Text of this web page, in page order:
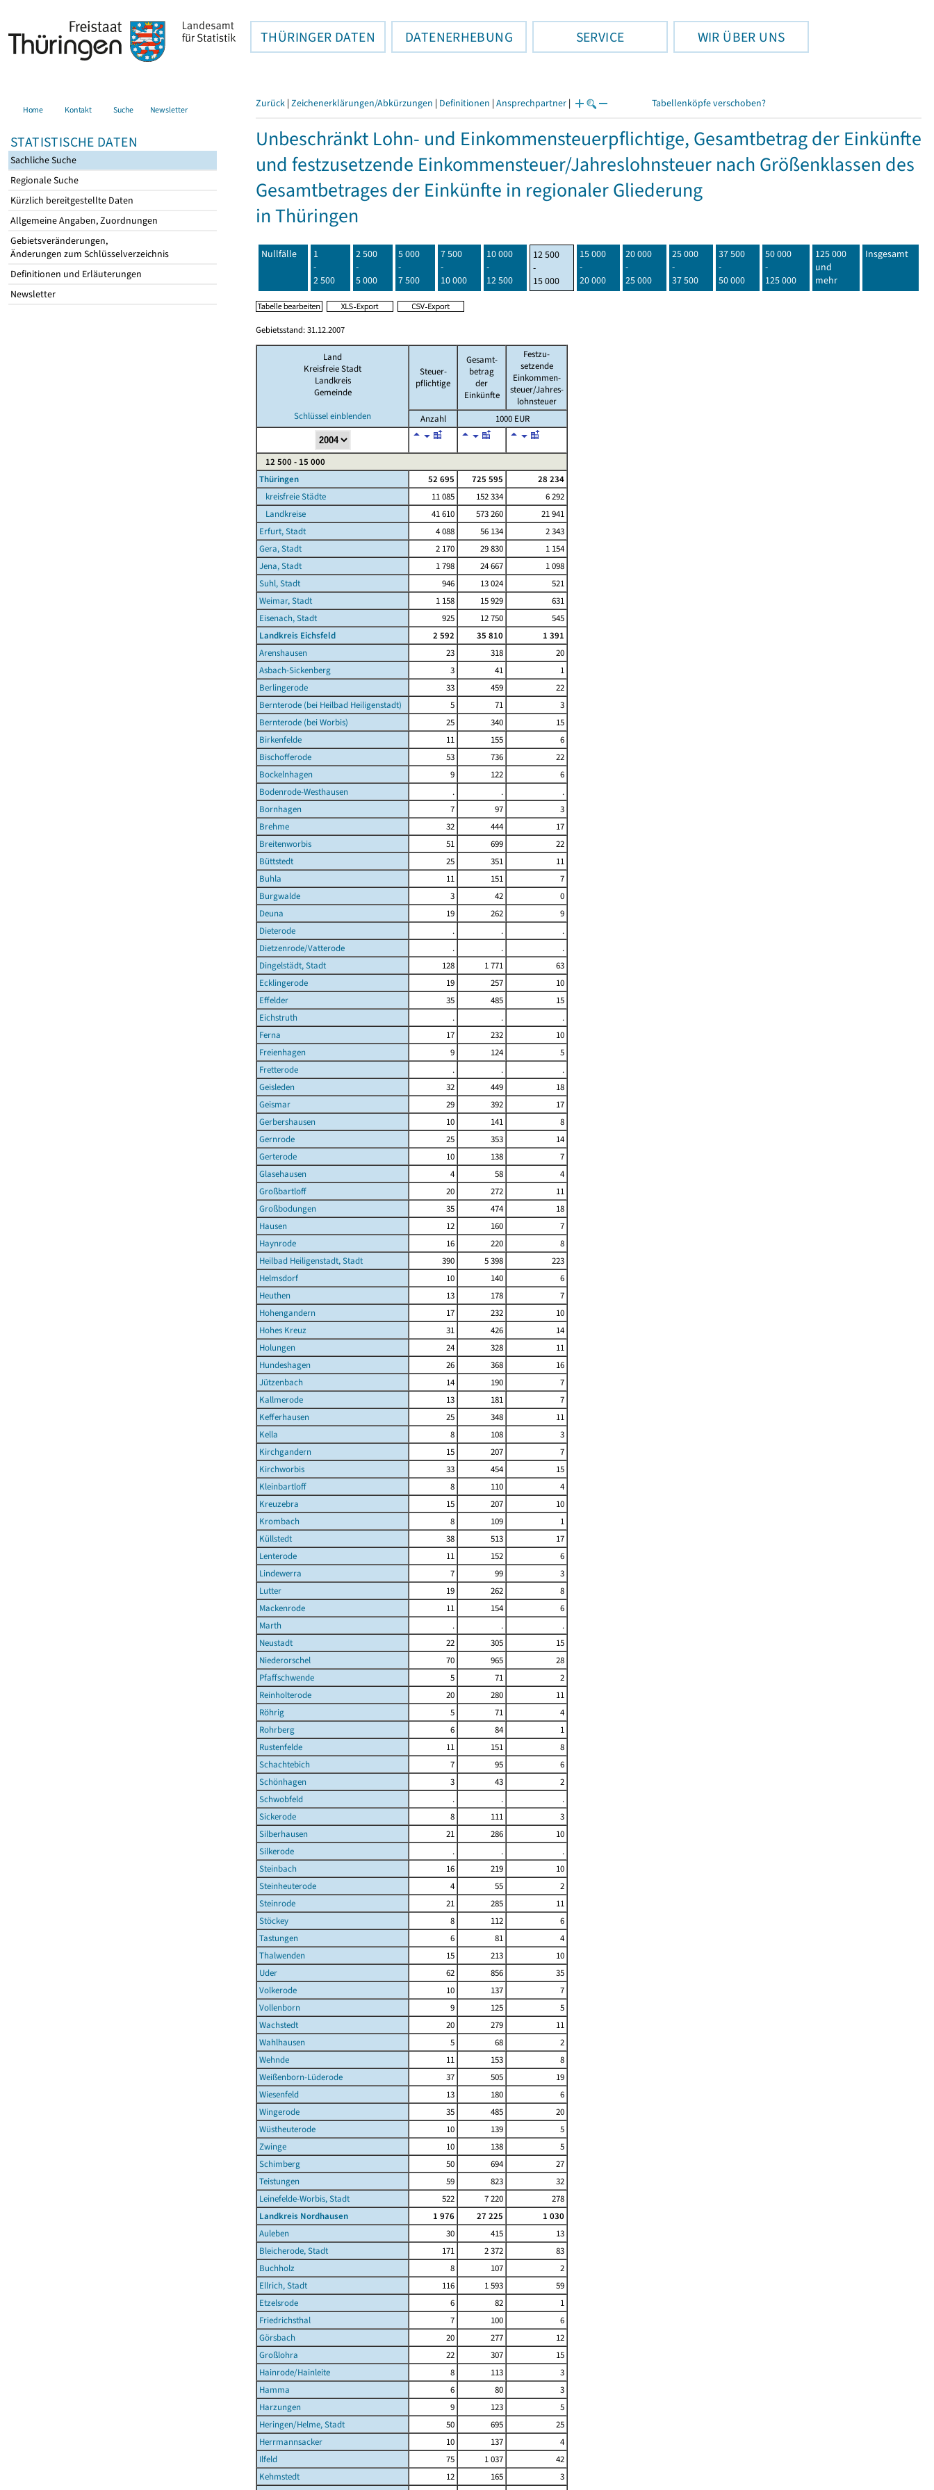
THÜRINGER DATEN DATENERHEBUNG SERVICE WIR ÜBER UNS
Home Kontakt Suche Newsletter
STATISTISCHE DATEN
Sachliche Suche
Regionale Suche
Kürzlich bereitgestellte Daten
Allgemeine Angaben, Zuordnungen
Gebietsveränderungen,
Änderungen zum Schlüsselverzeichnis
Definitionen und Erläuterungen
Newsletter
Zurück | Zeichenerklärungen/Abkürzungen | Definitionen | Ansprechpartner | Tabellenköpfe verschoben?
Unbeschränkt Lohn- und Einkommensteuerpflichtige, Gesamtbetrag der Einkünfte
und festzusetzende Einkommensteuer/Jahreslohnsteuer nach Größenklassen des
Gesamtbetrages der Einkünfte in regionaler Gliederung
in Thüringen
Nullfälle
1
-
2 500
2 500
-
5 000
5 000
-
7 500
7 500
-
10 000
10 000
-
12 500
12 500
-
15 000
15 000
-
20 000
20 000
-
25 000
25 000
-
37 500
37 500
-
50 000
50 000
-
125 000
125 000
und
mehr
Insgesamt
Gebietsstand: 31.12.2007
Land
Kreisfreie Stadt
Landkreis
Gemeinde
Schlüssel einblenden
Steuer-
pflichtige
Gesamt-
betrag
der
Einkünfte
Festzu-
setzende
Einkommen-
steuer/Jahres-
lohnsteuer
Anzahl
1000 EUR
12 500 - 15 000
Thüringen
52 695 725 595
28 234
kreisfreie Städte
11 085 152 334
6 292
Landkreise
41 610 573 260
21 941
Erfurt, Stadt
4 088 56 134
2 343
Gera, Stadt
2 170 29 830
1 154
Jena, Stadt
1 798 24 667
1 098
Suhl, Stadt
946 13 024
521
Weimar, Stadt
1 158 15 929
631
Eisenach, Stadt
925 12 750
545
Landkreis Eichsfeld
2 592 35 810
1 391
Arenshausen
23 318
20
Asbach-Sickenberg
3 41
1
Berlingerode
33 459
22
Bernterode (bei Heilbad Heiligenstadt)
5 71
3
Bernterode (bei Worbis)
25 340
15
Birkenfelde
11 155
6
Bischofferode
53 736
22
Bockelnhagen
9 122
6
Bodenrode-Westhausen
. .
.
Bornhagen
7 97
3
Brehme
32 444
17
Breitenworbis
51 699
22
Büttstedt
25 351
11
Buhla
11 151
7
Burgwalde
3 42
0
Deuna
19 262
9
Dieterode
. .
.
Dietzenrode/Vatterode
. .
.
Dingelstädt, Stadt
128 1 771
63
Ecklingerode
19 257
10
Effelder
35 485
15
Eichstruth
. .
.
Ferna
17 232
10
Freienhagen
9 124
5
Fretterode
. .
.
Geisleden
32 449
18
Geismar
29 392
17
Gerbershausen
10 141
8
Gernrode
25 353
14
Gerterode
10 138
7
Glasehausen
4 58
4
Großbartloff
20 272
11
Großbodungen
35 474
18
Hausen
12 160
7
Haynrode
16 220
8
Heilbad Heiligenstadt, Stadt
390 5 398
223
Helmsdorf
10 140
6
Heuthen
13 178
7
Hohengandern
17 232
10
Hohes Kreuz
31 426
14
Holungen
24 328
11
Hundeshagen
26 368
16
Jützenbach
14 190
7
Kallmerode
13 181
7
Kefferhausen
25 348
11
Kella
8 108
3
Kirchgandern
15 207
7
Kirchworbis
33 454
15
Kleinbartloff
8 110
4
Kreuzebra
15 207
10
Krombach
8 109
1
Küllstedt
38 513
17
Lenterode
11 152
6
Lindewerra
7 99
3
Lutter
19 262
8
Mackenrode
11 154
6
Marth
. .
.
Neustadt
22 305
15
Niederorschel
70 965
28
Pfaffschwende
5 71
2
Reinholterode
20 280
11
Röhrig
5 71
4
Rohrberg
6 84
1
Rustenfelde
11 151
8
Schachtebich
7 95
6
Schönhagen
3 43
2
Schwobfeld
. .
.
Sickerode
8 111
3
Silberhausen
21 286
10
Silkerode
. .
.
Steinbach
16 219
10
Steinheuterode
4 55
2
Steinrode
21 285
11
Stöckey
8 112
6
Tastungen
6 81
4
Thalwenden
15 213
10
Uder
62 856
35
Volkerode
10 137
7
Vollenborn
9 125
5
Wachstedt
20 279
11
Wahlhausen
5 68
2
Wehnde
11 153
8
Weißenborn-Lüderode
37 505
19
Wiesenfeld
13 180
6
Wingerode
35 485
20
Wüstheuterode
10 139
5
Zwinge
10 138
5
Schimberg
50 694
27
Teistungen
59 823
32
Leinefelde-Worbis, Stadt
522 7 220
278
Landkreis Nordhausen
1 976 27 225
1 030
Auleben
30 415
13
Bleicherode, Stadt
171 2 372
83
Buchholz
8 107
2
Ellrich, Stadt
116 1 593
59
Etzelsrode
6 82
1
Friedrichsthal
7 100
6
Görsbach
20 277
12
Großlohra
22 307
15
Hainrode/Hainleite
8 113
3
Hamma
6 80
3
Harzungen
9 123
5
Heringen/Helme, Stadt
50 695
25
Herrmannsacker
10 137
4
Ilfeld
75 1 037
42
Kehmstedt
12 165
3